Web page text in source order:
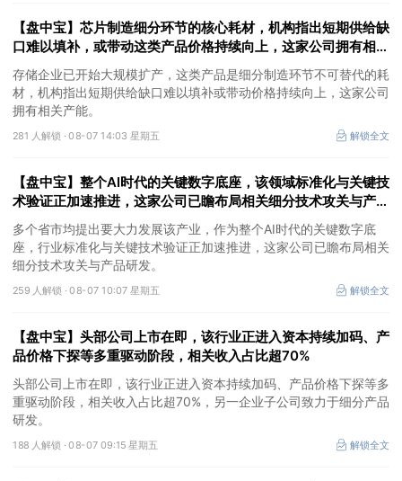
【盘中宝】芯片制造细分环节的核心耗材，机构指出短期供给缺
口难以填补，或带动这类产品价格持续向上，这家公司拥有相关
产能
存储企业已开始大规模扩产，这类产品是细分制造环节不可替代的耗
材，机构指出短期供给缺口难以填补或带动价格持续向上，这家公司
拥有相关产能。
281 人解锁 ·08-07 14:03 星期五 解锁全文
【盘中宝】整个AI时代的关键数字底座，该领域标准化与关键技
术验证正加速推进，这家公司已瞻布局相关细分技术攻关与产品
研发
多个省市均提出要大力发展该产业，作为整个AI时代的关键数字底
座，行业标准化与关键技术验证正加速推进，这家公司已瞻布局相关
细分技术攻关与产品研发。
259 人解锁 ·08-07 10:07 星期五 解锁全文
【盘中宝】头部公司上市在即，该行业正进入资本持续加码、产
品价格下探等多重驱动阶段，相关收入占比超70%
头部公司上市在即，该行业正进入资本持续加码、产品价格下探等多
重驱动阶段，相关收入占比超70%，另一企业子公司致力于细分产品
研发。
188 人解锁 ·08-07 09:15 星期五 解锁全文